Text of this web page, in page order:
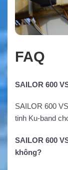
FAQ
SAILOR 600
SAILOR 600
tinh Ku-band
SAILOR 600
không?